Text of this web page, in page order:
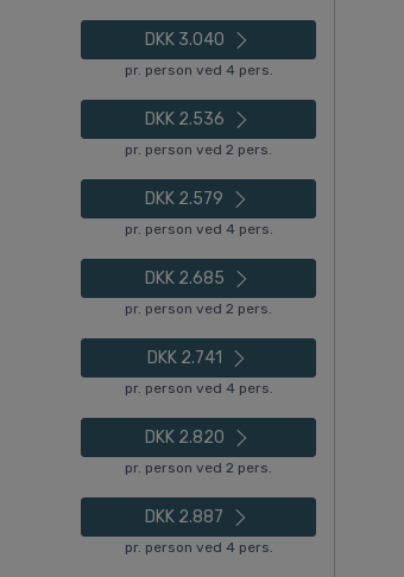
DKK 3.040
pr. person ved 4 pers.
DKK 2.536
pr. person ved 2 pers.
DKK 2.579
pr. person ved 4 pers.
DKK 2.685
pr. person ved 2 pers.
DKK 2.741
pr. person ved 4 pers.
DKK 2.820
pr. person ved 2 pers.
DKK 2.887
pr. person ved 4 pers.